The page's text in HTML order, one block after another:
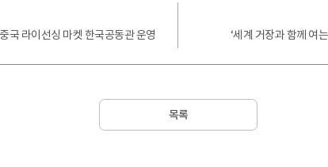
국 라이선싱 마켓 한국공동관 운영
‘세계 거장과 함께 여
목록